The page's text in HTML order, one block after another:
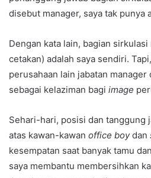
disebut manager, saya tak punya
Dengan kata lain, bagian
cetakan) adalah saya sendiri.
perusahaan lain jabatan
sebagai kelaziman bagi image
Sehari-hari, posisi dan tanggung
atas kawan-kawan office boydan
kesempatan saat banyak tamu dan
saya membantu membersihkan